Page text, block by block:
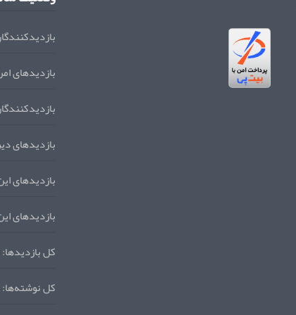
بازدیدهای
بازدیدهای
بازدیدهای
بازدیدهای
کل بازدیدها:
کل نوشته‌ها: